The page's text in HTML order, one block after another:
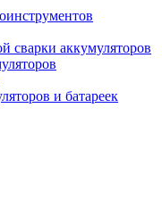
сварки аккумуляторов
и батареек